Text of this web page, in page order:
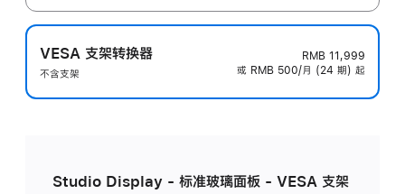
VESA 支架转换器
不含支架
RMB 11,999
或 RMB 500/月 (24 期) 起
Studio Display - 标准玻璃面板 - VESA 支架